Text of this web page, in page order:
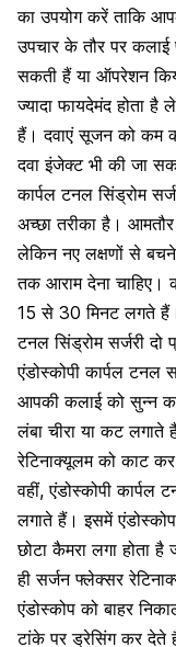
का उपयोग करें ताकि
उपचार के तौर पर कलाई
सकती हैं या ऑपरेशन
ज्यादा फायदेमंद होता
हैं। दवाएं सूजन को कम
दवा इंजेक्ट भी की जा
कार्पल टनल सिंड्रोम
अच्छा तरीका है। आमतौर
लेकिन नए लक्षणों से
तक आराम देना चाहिए।
15 से 30 मिनट लगते हैं।
टनल सिंड्रोम सर्जरी
एंडोस्कोपी कार्पल टनल
आपकी कलाई को सुन्न
लंबा चीरा या कट
रेटिनाक्यूलम को काट
वहीं, एंडोस्कोपी कार्पल
लगाते हैं। इसमेंएंडोस्कोप
छोटा कैमरा लगा होता
ही सर्जन फ्लेक्सर
एंडोस्कोप को बाहर
टांके पर ड्रेसिंग कर देते